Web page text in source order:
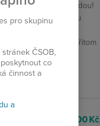
doma? Ani náhodou!
do důchodu s sebou
také samotu, která přitom
8 100 Kč
pro skupinu
ČSOB,
co
činnost a
a